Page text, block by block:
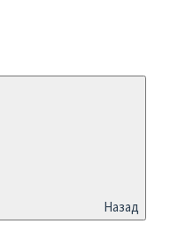
Назад